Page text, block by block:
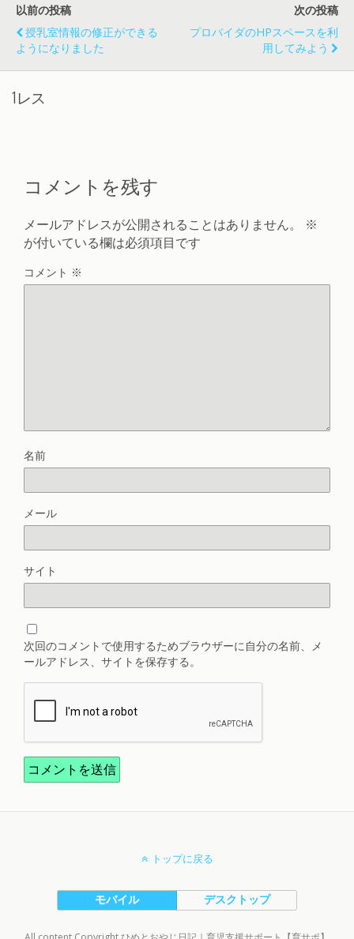
以前の投稿
授乳室情報の修正ができる
ようになりました
次の投稿
プロバイダのHPスペースを利
用してみよう
1レス
コメントを残す
メールアドレスが公開されることはありません。
※
が付いている欄は必須項目です
コメント ※
名前
メール
サイト
次回のコメントで使用するためブラウザーに自分の名前、メ
ールアドレス、サイトを保存する。
トップに戻る
モバイル デスクトップ